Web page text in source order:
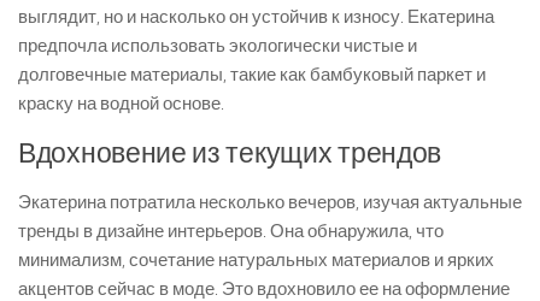
выглядит, но и насколько он устойчив к износу. Екатерина
предпочла использовать экологически чистые и
долговечные материалы, такие как бамбуковый паркет и
краску на водной основе.
Вдохновение из текущих трендов
Экатерина потратила несколько вечеров, изучая актуальные
тренды в дизайне интерьеров. Она обнаружила, что
минимализм, сочетание натуральных материалов и ярких
акцентов сейчас в моде. Это вдохновило ее на оформление